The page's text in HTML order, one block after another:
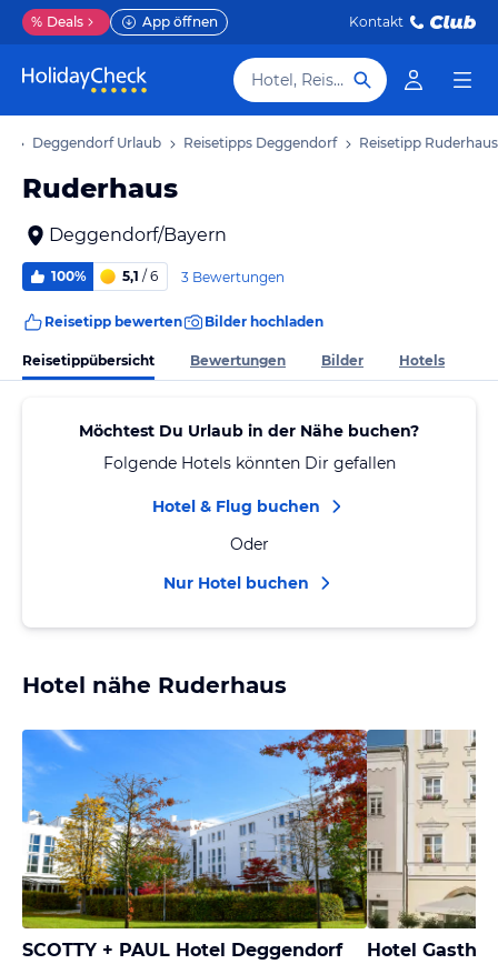
% Deals App öffnen Kontakt
Hotel, Reiseziel
Deggendorf Urlaub Reisetipps Deggendorf Reisetipp Ruderhaus
Ruderhaus
Deggendorf/Bayern
100% 5,1 / 6 3 Bewertungen
Reisetipp bewerten Bilder hochladen
Reisetippübersicht Bewertungen Bilder Hotels
Möchtest Du Urlaub in der Nähe buchen?
Folgende Hotels könnten Dir gefallen
Hotel & Flug buchen
Oder
Nur Hotel buchen
Hotel nähe Ruderhaus
SCOTTY + PAUL Hotel Deggendorf Hotel